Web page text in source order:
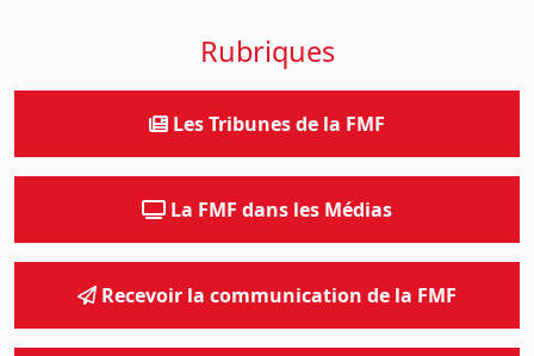
Rubriques
Les Tribunes de la FMF
La FMF dans les Médias
Recevoir la communication de la FMF